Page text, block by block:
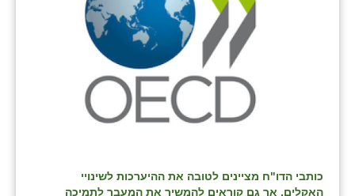
כותבי הדו"ח מציינים לטובה את ההיערכות לשינויי
האקלים, אך גם קוראים להמשיך את המעבר לתמיכה